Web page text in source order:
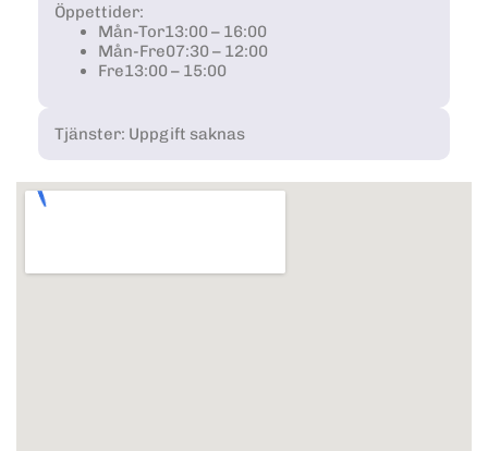
Öppettider:
Mån-Tor13:00 – 16:00
Mån-Fre07:30 – 12:00
Fre13:00 – 15:00
Tjänster: Uppgift saknas